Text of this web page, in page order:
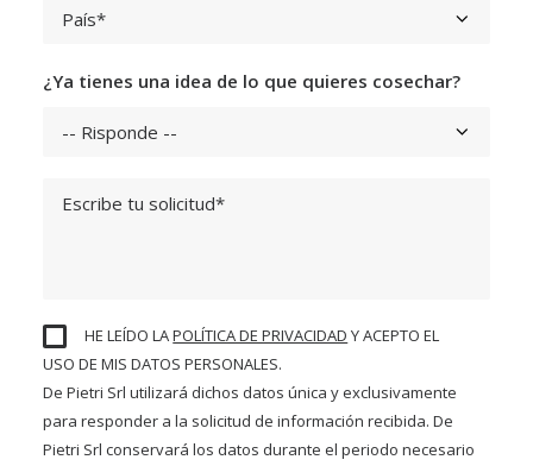
¿Ya tienes una idea de lo que quieres cosechar?
HE LEÍDO LAPOLÍTICA DE PRIVACIDAD Y ACEPTO EL
USO DE MIS DATOS PERSONALES.
De Pietri Srl utilizará dichos datos única y exclusivamente
para responder a la solicitud de información recibida. De
Pietri Srl conservará los datos durante el periodo necesario